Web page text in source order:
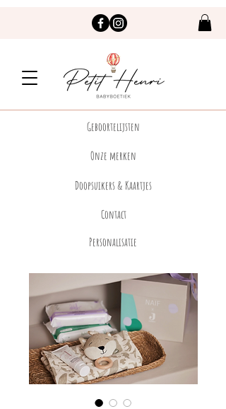
Geboortelijsten
Onze merken
Doopsuikers & Kaartjes
Contact
Personalisatie